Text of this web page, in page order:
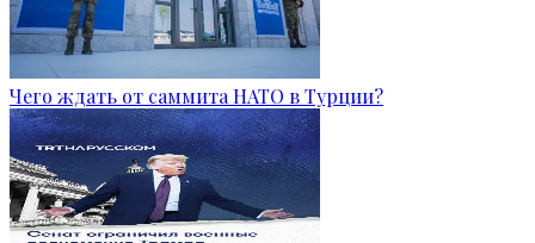
Чего ждать от саммита НАТО в Турции?